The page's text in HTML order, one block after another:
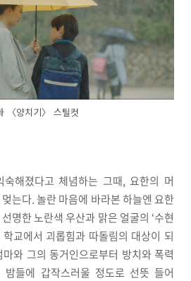
〈양치기〉 스틸컷
해졌다고 체념하는 그때, 요한의 머
는다. 놀란 마음에 바라본 하늘엔 요한
명한 노란색 우산과 맑은 얼굴의 ‘수현
교에서 괴롭힘과 따돌림의 대상이 되
와 그의 동거인으로부터 방치와 폭력
밤들에 갑작스러울 정도로 선뜻 들어